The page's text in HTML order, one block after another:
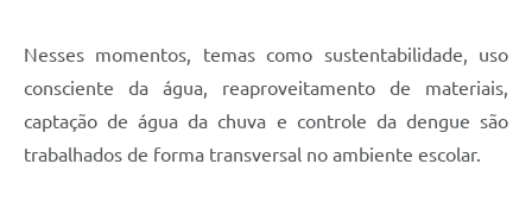
Nesses momentos, temas como sustentabilidade, uso
consciente da água, reaproveitamento de materiais,
captação de água da chuva e controle da dengue são
trabalhados de forma transversal no ambiente escolar.